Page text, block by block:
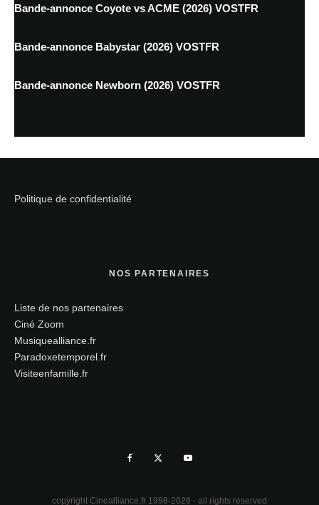
Bande-annonce Coyote vs ACME (2026) VOSTFR
Bande-annonce Babystar (2026) VOSTFR
Bande-annonce Newborn (2026) VOSTFR
Politique de confidentialité
NOS PARTENAIRES
Liste de nos partenaires
Ciné Zoom
Musiquealliance.fr
Paradoxetemporel.fr
Visiteenfamille.fr
copyright Cinealliance.fr 1998-2026 - all rights reserved